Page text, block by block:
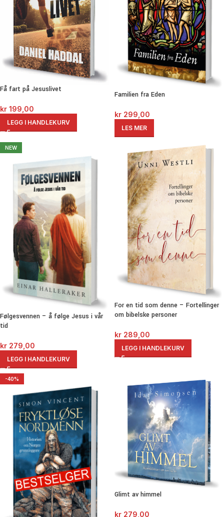
Få fart på Jesuslivet
kr 199,00
LEGG I HANDLEKURV
Familien fra Eden
kr 299,00
LES MER
NEW
Følgesvennen – å følge Jesus i vår
tid
kr 279,00
LEGG I HANDLEKURV
For en tid som denne – Fortellinger
om bibelske personer
kr 289,00
LEGG I HANDLEKURV
-40%
Glimt av himmel
kr 279,00